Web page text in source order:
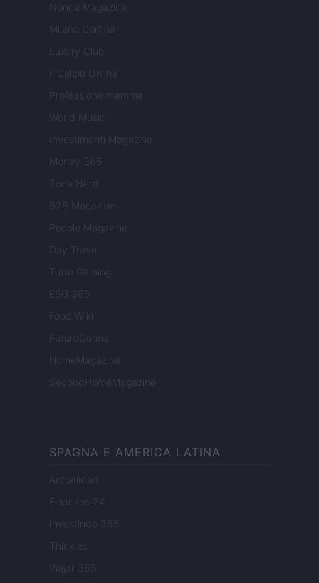
Nonne Magazine
Milano Cortina
Luxury Club
Il Calcio Online
Professione mamma
World Music
Investimenti Magazine
Money 365
Zona Nerd
B2B Magazine
People Magazine
Day Travel
Tutto Gaming
ESG 365
Food Wiki
FuturoDonna
HomeMagazine
SecondHomeMagazine
SPAGNA E AMERICA LATINA
Actualidad
Finanzas 24
Investindo 365
Think.es
Viajar 365